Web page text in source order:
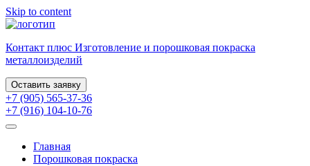
Skip to content
Контакт плюс Изготовление и порошковая покраска
металлоизделий
Оставить заявку
+7 (905) 565-37-36
+7 (916) 104-10-76
Главная
Порошковая покраска